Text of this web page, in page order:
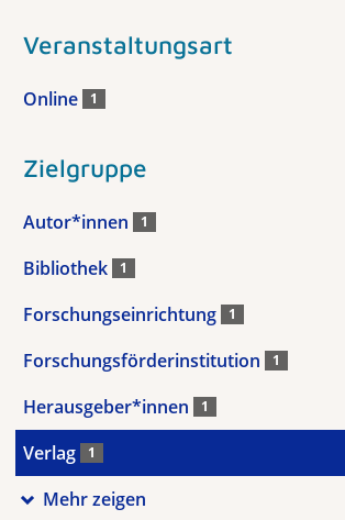
Veranstaltungsart
Online 1
Zielgruppe
Autor*innen 1
Bibliothek 1
Forschungseinrichtung 1
Forschungsförderinstitution 1
Herausgeber*innen 1
Verlag 1
Mehr zeigen